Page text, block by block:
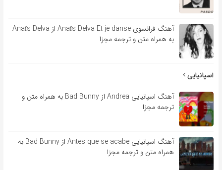
آهنگ فرانسوی Anaïs Delva Et je danse از Anaïs Delva
به همراه متن و ترجمه مجزا
اسپانیایی
آهنگ اسپانیایی Andrea از Bad Bunny به همراه متن و
ترجمه مجزا
آهنگ اسپانیایی Antes que se acabe از Bad Bunny به
همراه متن و ترجمه مجزا